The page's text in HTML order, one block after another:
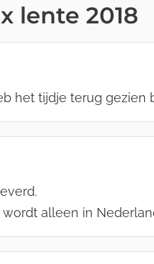
lente 2018
het tijdje terug gezien
alleen in